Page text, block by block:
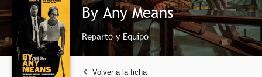
By Any Means
Reparto y Equipo
Volver a la ficha